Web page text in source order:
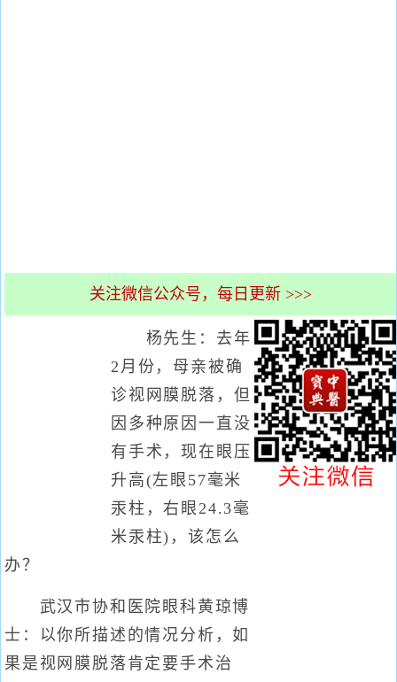
关注微信公众号，每日更新 >>>
杨先生：去年
2月份，母亲被确
诊视网膜脱落，但
因多种原因一直没
有手术，现在眼压
升高(左眼57毫米
汞柱，右眼24.3毫
米汞柱)，该怎么
办？
武汉市协和医院眼科黄琼博
士：以你所描述的情况分析，如
果是视网膜脱落肯定要手术治